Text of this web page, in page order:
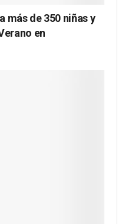
más de 350 niñas y
en